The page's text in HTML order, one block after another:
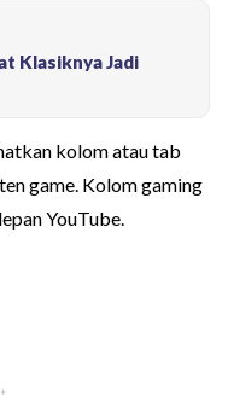
Klasiknya Jadi
kolom atau tab
game. Kolom gaming
YouTube.